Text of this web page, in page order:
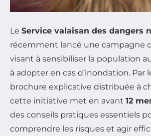
Le Service valaisan des dangers
récemment lancé une campagne
visant à sensibiliser la population
à adopter en cas d’inondation. Par
brochure explicative distribuée à
cette initiative met en avant 12
des conseils pratiques essentiels
comprendre les risques et agir